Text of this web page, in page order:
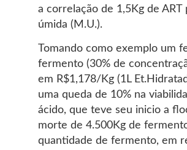
a correlação de 1,5Kg de
úmida (M.U.).
Tomando como exemplo um
fermento (30% de
em R$1,178/Kg (1L
uma queda de 10% na
ácido, que teve seu inicio a
morte de 4.500Kg de
quantidade de fermento, em